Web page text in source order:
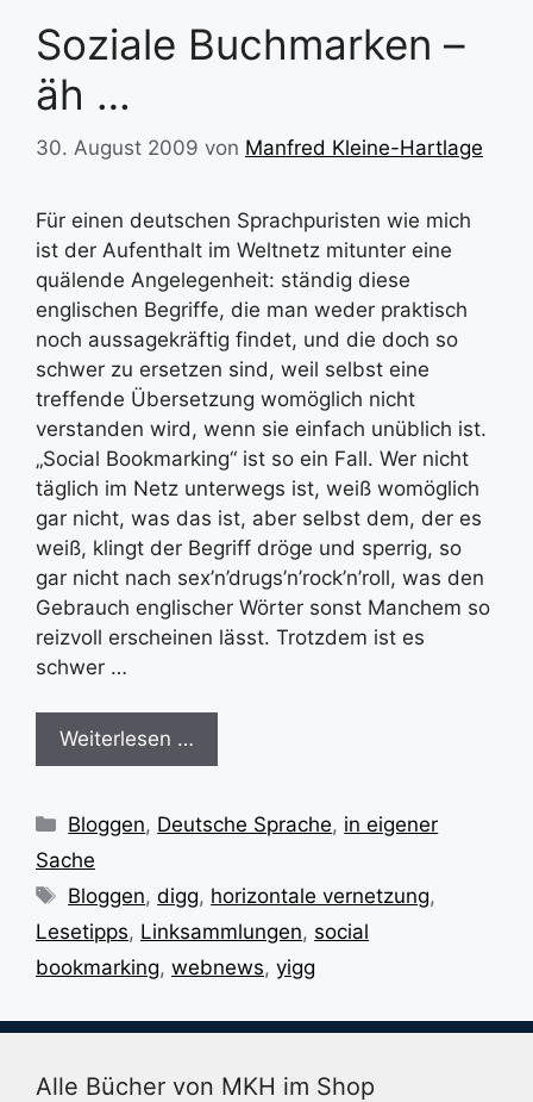
Soziale Buchmarken –
äh …
30. August 2009 von Manfred Kleine-Hartlage
Für einen deutschen Sprachpuristen wie mich
ist der Aufenthalt im Weltnetz mitunter eine
quälende Angelegenheit: ständig diese
englischen Begriffe, die man weder praktisch
noch aussagekräftig findet, und die doch so
schwer zu ersetzen sind, weil selbst eine
treffende Übersetzung womöglich nicht
verstanden wird, wenn sie einfach unüblich ist.
„Social Bookmarking“ ist so ein Fall. Wer nicht
täglich im Netz unterwegs ist, weiß womöglich
gar nicht, was das ist, aber selbst dem, der es
weiß, klingt der Begriff dröge und sperrig, so
gar nicht nach sex’n’drugs’n’rock’n’roll, was den
Gebrauch englischer Wörter sonst Manchem so
reizvoll erscheinen lässt. Trotzdem ist es
schwer …
Weiterlesen …
Kategorien
Bloggen, Deutsche Sprache, in eigener
Sache
Schlagwörter
Bloggen,digg, horizontale vernetzung,
Lesetipps, Linksammlungen, social
bookmarking, webnews, yigg
Alle Bücher von MKH im Shop